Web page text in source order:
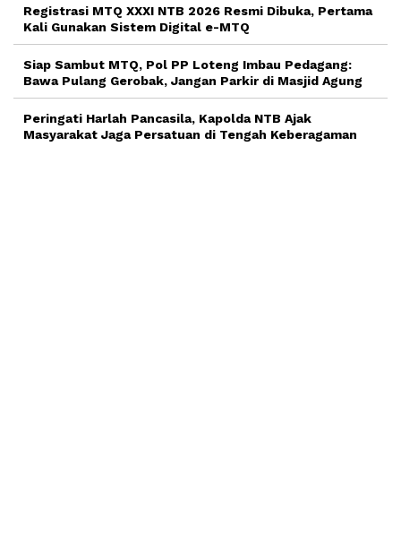
Registrasi MTQ XXXI NTB 2026 Resmi Dibuka, Pertama
Kali Gunakan Sistem Digital e-MTQ
Siap Sambut MTQ, Pol PP Loteng Imbau Pedagang:
Bawa Pulang Gerobak, Jangan Parkir di Masjid Agung
Peringati Harlah Pancasila, Kapolda NTB Ajak
Masyarakat Jaga Persatuan di Tengah Keberagaman